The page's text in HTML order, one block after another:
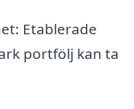
Etablerade
portfölj kan ta